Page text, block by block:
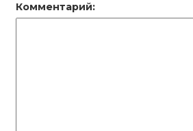
Комментарий: